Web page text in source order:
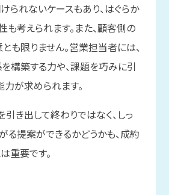
られないケースもあり、はぐらか
も考えられます。また、顧客側の
も限りません。営業担当者には、
構築する力や、課題を巧みに引
力が求められます。
引き出して終わりではなく、しっ
る提案ができるかどうかも、成約
重要です。